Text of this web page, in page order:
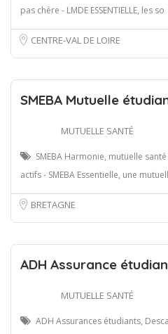
pas chère - LMDE ESSENTIELLE, les so
CENTRE-VAL DE LOIRE
SMEBA Mutuelle
MUTUELLE SANTÉ
SMEBA Harmonie, mutuelle
actifs - SMEBA Essentielle, une
BRETAGNE
ADH Assurance
MUTUELLE SANTÉ
ADH Assurances étudiants,